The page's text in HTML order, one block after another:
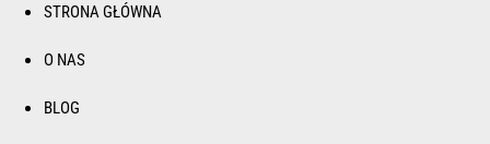
STRONA GŁÓWNA
O NAS
BLOG